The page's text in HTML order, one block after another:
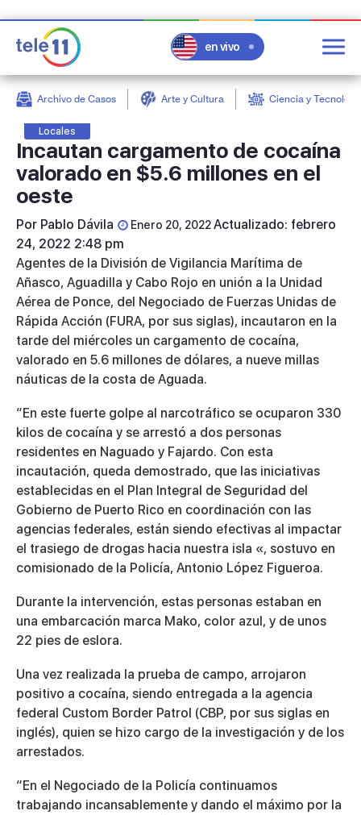
en vivo
Archivo de Casos Arte y Cultura Ciencia y
Locales
Incautan cargamento de cocaína
valorado en $5.6 millones en el
oeste
Por Pablo Dávila Enero 20, 2022Actualizado: febrero
24, 2022 2:48 pm
Agentes de la División de Vigilancia Marítima de
Añasco, Aguadilla y Cabo Rojo en unión a la Unidad
Aérea de Ponce, del Negociado de Fuerzas Unidas de
Rápida Acción (FURA, por sus siglas), incautaron en la
tarde del miércoles un cargamento de cocaína,
valorado en 5.6 millones de dólares, a nueve millas
náuticas de la costa de Aguada.
“En este fuerte golpe al narcotráfico se ocuparon 330
kilos de cocaína y se arrestó a dos personas
residentes en Naguado y Fajardo. Con esta
incautación, queda demostrado, que las iniciativas
establecidas en el Plan Integral de Seguridad del
Gobierno de Puerto Rico en coordinación con las
agencias federales, están siendo efectivas al impactar
el trasiego de drogas hacia nuestra isla «, sostuvo en
comisionado de la Policía, Antonio López Figueroa.
Durante la intervención, estas personas estaban en
una embarcación marca Mako, color azul, y de unos
22 pies de eslora.
Una vez realizada la prueba de campo, arrojaron
positivo a cocaína, siendo entregada a la agencia
federal Custom Border Patrol (CBP, por sus siglas en
inglés), quien se hizo cargo de la investigación y de los
arrestados.
“En el Negociado de la Policía continuamos
trabajando incansablemente y dando el máximo por la
post